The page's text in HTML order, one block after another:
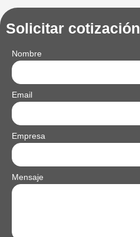
Solicitar cotización
Nombre
Email
Empresa
Mensaje